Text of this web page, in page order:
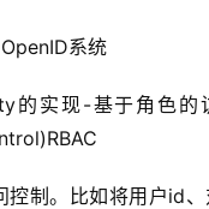
系统
的实现-基于角色的
控制。比如将用户id